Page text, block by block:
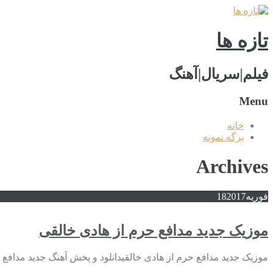
تازه ها
فیلم|سریال|آهنگ
Menu
خانه
برگه نمونه
Archives
فوریه 182017
موزیک جدید مدافع حرم از هادی خالقی
موزیک جدید مدافع حرم از هادی خالقیدانلود و پخش آهنگ جدید